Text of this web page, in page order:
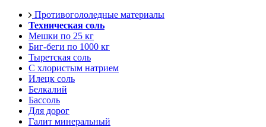
Противогололедные материалы
Техническая соль
Мешки по 25 кг
Биг-беги по 1000 кг
Тыретская соль
С хлористым натрием
Илецк соль
Белкалий
Бассоль
Для дорог
Галит минеральный